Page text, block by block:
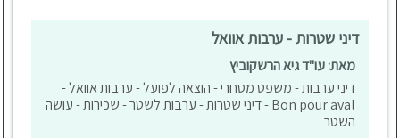
דיני שטרות - ערבות אוואל
מאת: עו"ד גיא הרשקוביץ
דיני ערבות - משפט מסחרי - הוצאה לפועל - ערבות אוואל -
Bon pour aval - דיני שטרות - ערבות לשטר - שכירות - עושה
השטר